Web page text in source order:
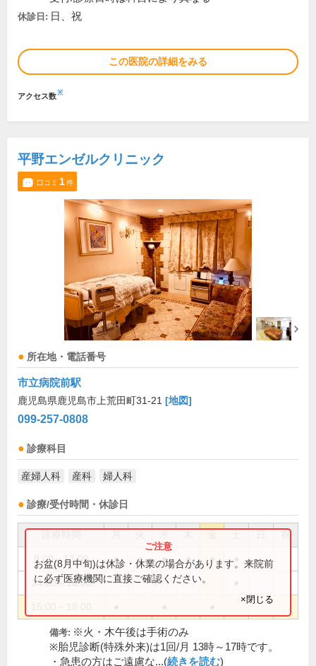
休診日: 日、祝
この医院の詳細をみる
アクセス数※
平野エンゼルクリニック
口コミ 1件
所在地・電話番号
市立病院前駅
鹿児島県鹿児島市上荒田町31-21 [地図]
099-257-0808
診療科目
産婦人科 産科 婦人科
診療/受付時間・休診日
祝
9:00～13:00 ● ● ● ● ●
14:00～16:00
お盆(8月中旬)は休診・休業の場合があります。来院前
に必ず医療機関に直接ご確認ください。
×閉じる
備考: ※火・木午後は手術のみ
※胎児診断(特殊外来)は1回/月 13時～17時です。
・急患の方はご遠慮な...(続きを読む)